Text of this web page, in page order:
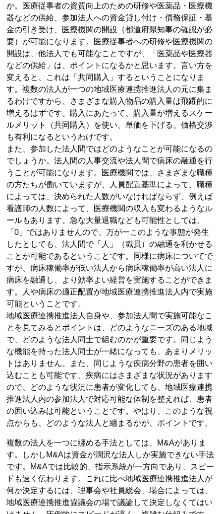
か。医療従事者の資質向上のための研修や医薬品・医療機
器などの供給、参加法人への資金貸し付け・債務保証・基
金の引き受け、医療機関の開設（都道府県知事の確認が必
要）が可能になります。医療従事者への研修や医療機関の
開設は、他法人でも可能なことですが、「医薬品や医療器
などの供給」は、ポイントになるかと思います。言い方を
変えると、これは「共同購入」するということになりま
す。複数の法人が一つの地域医療連携推進法人の元に集ま
るわけですから、さまざまな購入物品の購入量は飛躍的に
増えるはずです。購入にあたって、購入量が増えるスケー
ルメリット（共同購入）を使い、単価を下げる。価格交渉
も有利になるというわけです。
また、参加した法人間ではどのようなことが可能になるの
でしょうか。法人間の人事交流や法人間で病床の融通を行
うことが可能になります。医療機関では、さまざまな職種
の方たちが働いていますが、人員配置基準によって、職種
によっては、決められた人数がいなければならず、例えば
看護師の人数によって、医療機関の収入も変わるようなル
ールもあります。急な大量退職なども可能性としては、
「0」ではありませんので、万が一このような事態が発生
したとしても、法人間で「人」（職員）の融通を利かせる
ことが可能であるということです。同様に病床についてで
すが、病床稼働率が低い法人から病床稼働率が高い法人に
病床を融通し、より効率よい経営を実施することができま
す。人や病床の適正配置が地域医療連携推進法人内で実施
可能ということです。
地域医療連携推進法人自身や、参加法人間で実施可能なこ
とを見てみるとポイントは、どのようなニーズのある地域
で、どのような法人同士で組むのかが重要です。同じよう
な機能を持った法人同士が一緒になっても、あまりメリッ
トはありません。また、同じような疾病分野の患者を囲い
込むことも可能です。疾病にはさまざまな状況があります
ので、どのような状況に患者が変化しても、地域医療連携
推進法人内の参加法人で対応可能な体制を整えれば、患者
の囲い込みは可能ということです。やはり、このような視
点からも、どのような法人と纏まるかが、ポイントです。
複数の法人を一つに纏める手法としては、M&Aがありま
す。しかしM&Aは資金が潤沢な法人しか実施できない手法
です。M&Aでは比較的、指示系統が一方向であり、スピー
ドも速く伝わります。これに比べ地域医療連携推進法人が
何か決定するには、理事会や社員総会、場合によっては、
地域医療連携推進協議会の場で議論して決定しなくてはい